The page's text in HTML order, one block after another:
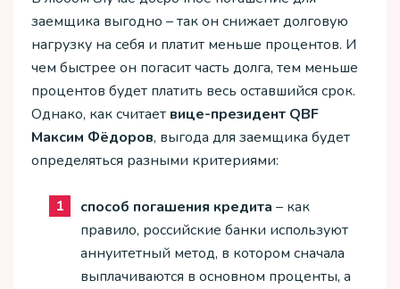
заемщика выгодно – так он снижает долговую
нагрузку на себя и платит меньше процентов. И
чем быстрее он погасит часть долга, тем меньше
процентов будет платить весь оставшийся срок.
Однако, как считает вице-президент QBF
Максим Фёдоров, выгода для заемщика будет
определяться разными критериями:
способ погашения кредита – как
правило, российские банки используют
аннуитетный метод, в котором сначала
выплачиваются в основном проценты, а